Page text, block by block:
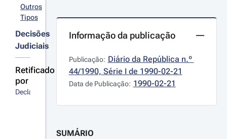
Outros
Tipos
Decisões
Judiciais
Retificado
por
Declaração
Informação da publicação
Publicação: Diário da República n.º
44/1990, Série I de 1990-02-21
Data de Publicação: 1990-02-21
SUMÁRIO